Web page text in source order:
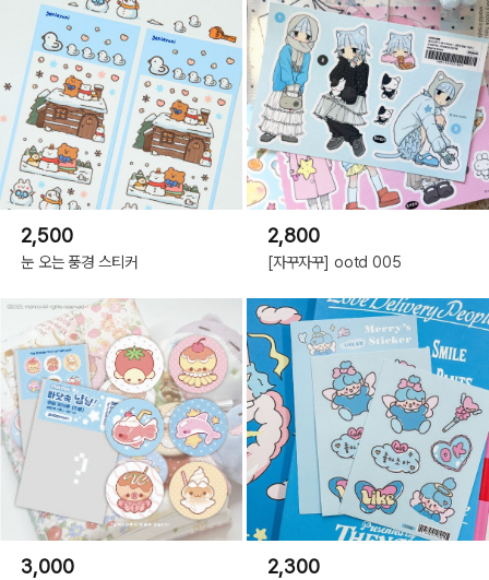
2,500
눈 오는 풍경 스티커
2,800
[자꾸자꾸] ootd 005
3,000 2,300